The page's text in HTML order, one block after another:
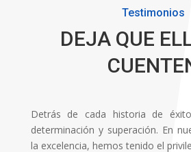
Testimonios
DEJA QUE
Detrás de cada historia de
determinación y superación. En
la excelencia, hemos tenido el